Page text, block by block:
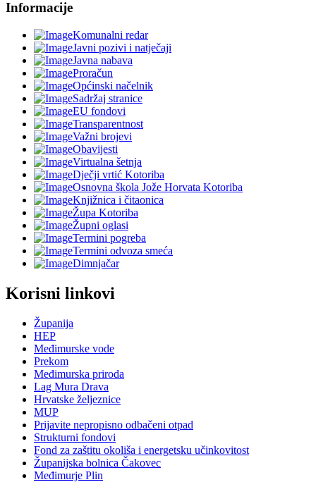
Informacije
Komunalni redar
Javni pozivi i natječaji
Javna nabava
Proračun
Općinski načelnik
Sadržaj stranice
EU fondovi
Transparentnost
Važni brojevi
Obavijesti
Virtualna šetnja
Dječji vrtić Kotoriba
Osnovna škola Jože Horvata Kotoriba
Knjižnica i čitaonica
Župa Kotoriba
Župni oglasi
Termini pogreba
Termini odvoza smeća
Dimnjačar
Korisni linkovi
Županija
HEP
Međimurske vode
Prekom
Međimurska priroda
Lag Mura Drava
Hrvatske željeznice
MUP
Prijavite nepropisno odbačeni otpad
Strukturni fondovi
Fond za zaštitu okoliša i energetsku učinkovitost
Županijska bolnica Čakovec
Međimurje Plin